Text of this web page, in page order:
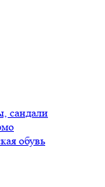
сандали
обувь